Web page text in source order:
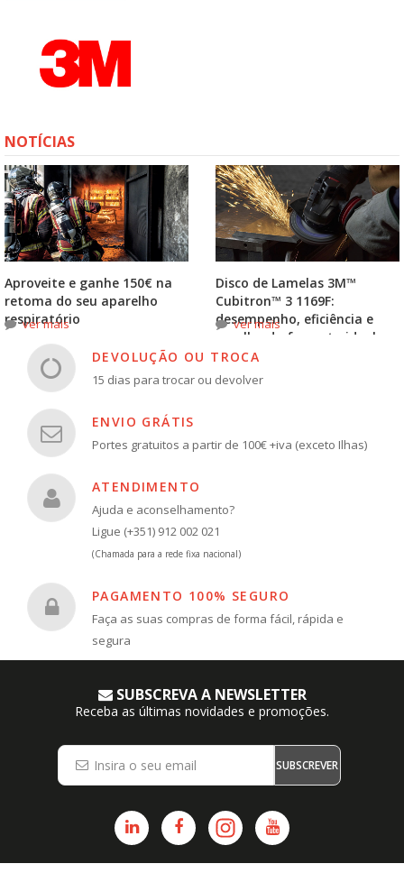
NOTÍCIAS
Aproveite e ganhe 150€ na
retoma do seu aparelho
respiratório
ver mais
Disco de Lamelas 3M™
Cubitron™ 3 1169F:
desempenho, eficiência e
escolha do formato ideal
ver mais
DEVOLUÇÃO OU TROCA
15 dias para trocar ou devolver
ENVIO GRÁTIS
Portes gratuitos a partir de 100€ +iva (exceto Ilhas)
ATENDIMENTO
Ajuda e aconselhamento?
Ligue (+351) 912 002 021
(Chamada para a rede fixa nacional)
PAGAMENTO 100% SEGURO
Faça as suas compras de forma fácil, rápida e
segura
SUBSCREVA A NEWSLETTER
Receba as últimas novidades e promoções.
SUBSCREVER